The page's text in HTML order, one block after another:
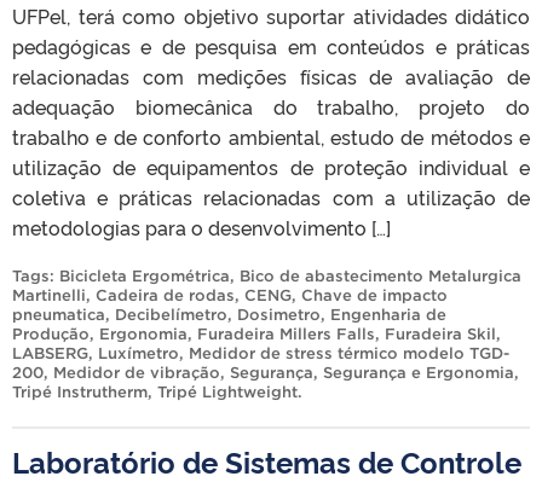
UFPel, terá como objetivo suportar atividades didático
pedagógicas e de pesquisa em conteúdos e práticas
relacionadas com medições físicas de avaliação de
adequação biomecânica do trabalho, projeto do
trabalho e de conforto ambiental, estudo de métodos e
utilização de equipamentos de proteção individual e
coletiva e práticas relacionadas com a utilização de
metodologias para o desenvolvimento […]
Tags: Bicicleta Ergométrica, Bico de abastecimento Metalurgica
Martinelli, Cadeira de rodas, CENG, Chave de impacto
pneumatica, Decibelímetro, Dosimetro, Engenharia de
Produção, Ergonomia, Furadeira Millers Falls, Furadeira Skil,
LABSERG, Luxímetro, Medidor de stress térmico modelo TGD-
200, Medidor de vibração, Segurança, Segurança e Ergonomia,
Tripé Instrutherm, Tripé Lightweight.
Laboratório de Sistemas de Controle